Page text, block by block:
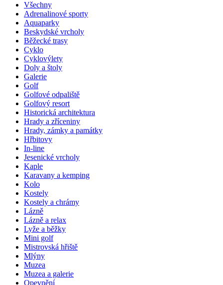
Všechny
Adrenalinové sporty
Aquaparky
Beskydské vrcholy
Běžecké trasy
Cyklo
Cyklovýlety
Doly a štoly
Galerie
Golf
Golfové odpaliště
Golfový resort
Historická architektura
Hrady a zříceniny
Hrady, zámky a památky
Hřbitovy
In-line
Jesenické vrcholy
Kaple
Karavany a kemping
Kolo
Kostely
Kostely a chrámy
Lázně
Lázně a relax
Lyže a běžky
Mini golf
Mistrovská hřiště
Mlýny
Muzea
Muzea a galerie
Opevnění